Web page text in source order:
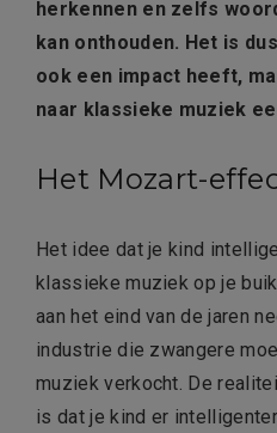
herkennen en zelfs
kan onthouden. Het is
ook een impact heeft,
naar klassieke muziek
Het Mozart-
Het idee dat je kind
klassieke muziek op je
aan het eind van de jaren
industrie die zwangere
muziek verkocht. De
is dat je kind er